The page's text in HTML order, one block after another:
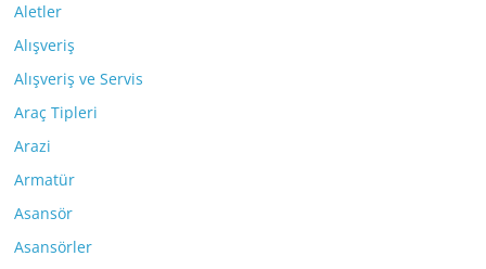
Aletler
Alışveriş
Alışveriş ve Servis
Araç Tipleri
Arazi
Armatür
Asansör
Asansörler